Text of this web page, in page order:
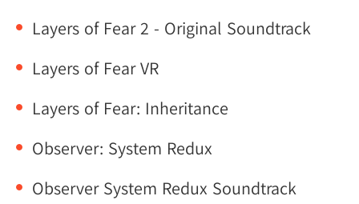
Layers of Fear 2 - Original Soundtrack
Layers of Fear VR
Layers of Fear: Inheritance
Observer: System Redux
Observer System Redux Soundtrack